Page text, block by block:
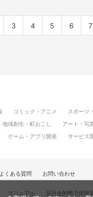
3 4 5 6 7
コミック・アニメ スポーツ
地域創生・町おこし アート・写
ゲーム・アプリ開発 サービス
よくある質問 お問い合わせ
マニュアル 反社会的勢力排除